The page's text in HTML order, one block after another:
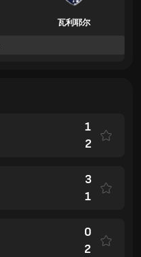
瓦利耶尔
1
2
3
1
0
2